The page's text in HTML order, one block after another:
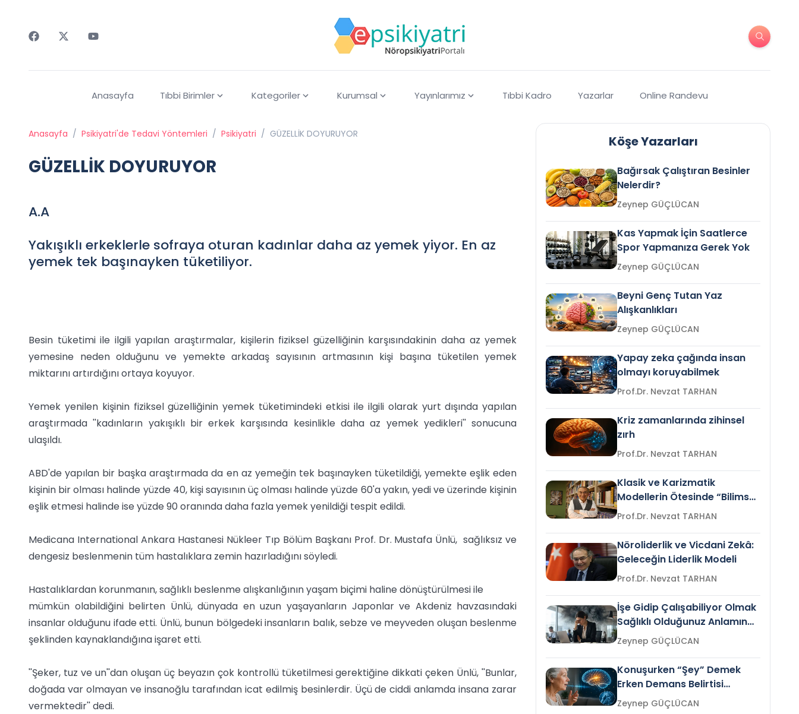
Anasayfa Tıbbi Birimler Kategoriler Kurumsal Yayınlarımız Tıbbi Kadro Yazarlar Online Randevu
Anasayfa / Psikiyatri'de Tedavi Yöntemleri / Psikiyatri / GÜZELLİK DOYURUYOR
GÜZELLİK DOYURUYOR
A.A
Yakışıklı erkeklerle sofraya oturan kadınlar daha az yemek yiyor. En az
yemek tek başınayken tüketiliyor.
Besin tüketimi ile ilgili yapılan araştırmalar, kişilerin fiziksel güzelliğinin karşısındakinin daha az yemek
yemesine neden olduğunu ve yemekte arkadaş sayısının artmasının kişi başına tüketilen yemek
miktarını artırdığını ortaya koyuyor.
Yemek yenilen kişinin fiziksel güzelliğinin yemek tüketimindeki etkisi ile ilgili olarak yurt dışında yapılan
araştırmada ''kadınların yakışıklı bir erkek karşısında kesinlikle daha az yemek yedikleri'' sonucuna
ulaşıldı.
ABD'de yapılan bir başka araştırmada da en az yemeğin tek başınayken tüketildiği, yemekte eşlik eden
kişinin bir olması halinde yüzde 40, kişi sayısının üç olması halinde yüzde 60'a yakın, yedi ve üzerinde kişinin
eşlik etmesi halinde ise yüzde 90 oranında daha fazla yemek yenildiği tespit edildi.
Medicana International Ankara Hastanesi Nükleer Tıp Bölüm Başkanı Prof. Dr. Mustafa Ünlü, sağlıksız ve
dengesiz beslenmenin tüm hastalıklara zemin hazırladığını söyledi.
Hastalıklardan korunmanın, sağlıklı beslenme alışkanlığının yaşam biçimi haline dönüştürülmesi ile
mümkün olabildiğini belirten Ünlü, dünyada en uzun yaşayanların Japonlar ve Akdeniz havzasındaki
insanlar olduğunu ifade etti. Ünlü, bunun bölgedeki insanların balık, sebze ve meyveden oluşan beslenme
şeklinden kaynaklandığına işaret etti.
''Şeker, tuz ve un''dan oluşan üç beyazın çok kontrollü tüketilmesi gerektiğine dikkati çeken Ünlü, ''Bunlar,
doğada var olmayan ve insanoğlu tarafından icat edilmiş besinlerdir. Üçü de ciddi anlamda insana zarar
vermektedir'' dedi.
Köşe Yazarları
Bağırsak Çalıştıran Besinler
Nelerdir?
Zeynep GÜÇLÜCAN
Kas Yapmak İçin Saatlerce
Spor Yapmanıza Gerek Yok
Zeynep GÜÇLÜCAN
Beyni Genç Tutan Yaz
Alışkanlıkları
Zeynep GÜÇLÜCAN
Yapay zeka çağında insan
olmayı koruyabilmek
Prof.Dr. Nevzat TARHAN
Kriz zamanlarında zihinsel
zırh
Prof.Dr. Nevzat TARHAN
Klasik ve Karizmatik
Modellerin Ötesinde “Bilimsel
Liderlik”
Prof.Dr. Nevzat TARHAN
Nöroliderlik ve Vicdani Zekâ:
Geleceğin Liderlik Modeli
Prof.Dr. Nevzat TARHAN
İşe Gidip Çalışabiliyor Olmak
Sağlıklı Olduğunuz Anlamına
Gelir mi?Zeynep GÜÇLÜCAN
Konuşurken “Şey” Demek
Erken Demans Belirtisi
Olabilir mi?Zeynep GÜÇLÜCAN